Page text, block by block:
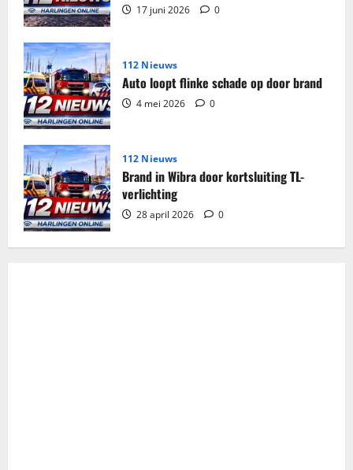
17 juni 2026 0
112 Nieuws
Auto loopt flinke schade op door brand
4 mei 2026 0
112 Nieuws
Brand in Wibra door kortsluiting TL-
verlichting
28 april 2026 0